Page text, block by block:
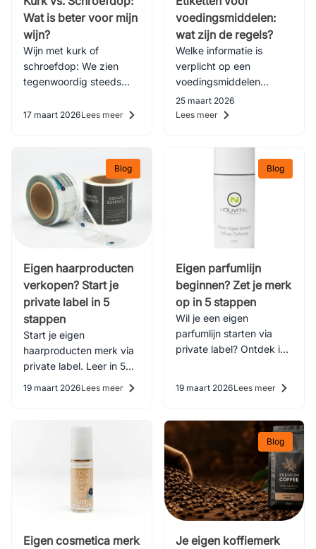
Wat is beter voor mijn
wijn?
Wijn met kurk of
schroefdop: We zien
tegenwoordig steeds
terwijl de klassieke kurk
17 maart 2026Lees meer
voedingsmiddelen:
wat zijn de regels?
Welke informatie is
verplicht op een
voedingsmiddelen
etiket? Lees alles over de
Warenwet, allergenen,
25 maart 2026
Lees meer
Blog
Eigen haarproducten
verkopen? Start je
private label in 5
stappen
Start je eigen
haarproducten merk via
private label. Leer in 5
of conditioner lijn opzet.
19 maart 2026Lees meer
Blog
Eigen parfumlijn
beginnen? Zet je merk
op in 5 stappen
Wil je een eigen
parfumlijn starten via
private label? Ontdek in
19 maart 2026Lees meer
Eigen cosmetica merk
Blog
Je eigen koffiemerk